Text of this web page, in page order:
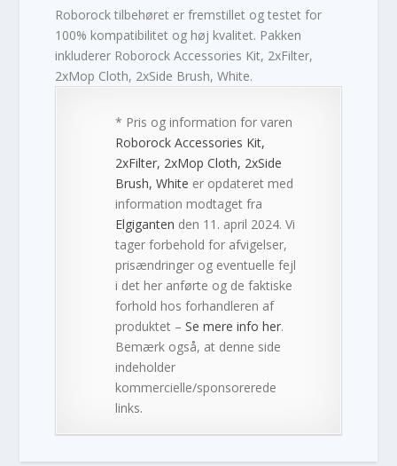
Roborock tilbehøret er fremstillet og testet for
100% kompatibilitet og høj kvalitet. Pakken
inkluderer Roborock Accessories Kit, 2xFilter,
2xMop Cloth, 2xSide Brush, White.
* Pris og information for varen
Roborock Accessories Kit,
2xFilter, 2xMop Cloth, 2xSide
Brush, White er opdateret med
information modtaget fra
Elgiganten den 11. april 2024. Vi
tager forbehold for afvigelser,
prisændringer og eventuelle fejl
i det her anførte og de faktiske
forhold hos forhandleren af
produktet –Se mere info her.
Bemærk også, at denne side
indeholder
kommercielle/sponsorerede
links.